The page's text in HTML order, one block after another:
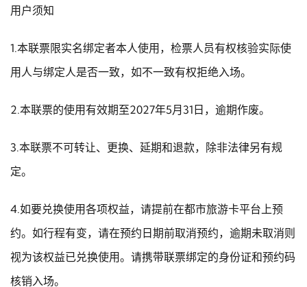
用户须知
1.本联票限实名绑定者本人使用，检票人员有权核验实际使
用人与绑定人是否一致，如不一致有权拒绝入场。
2.本联票的使用有效期至2027年5月31日，逾期作废。
3.本联票不可转让、更换、延期和退款，除非法律另有规
定。
4.如要兑换使用各项权益，请提前在都市旅游卡平台上预
约。如行程有变，请在预约日期前取消预约，逾期未取消则
视为该权益已兑换使用。请携带联票绑定的身份证和预约码
核销入场。